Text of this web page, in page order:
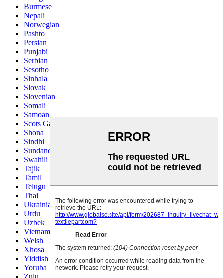
Burmese
Nepali
Norwegian
Pashto
Persian
Punjabi
Serbian
Sesotho
Sinhala
Slovak
Slovenian
Somali
Samoan
Scots Gaelic
Shona
Sindhi
Sundanese
Swahili
Tajik
Tamil
Telugu
Thai
Ukrainian
Urdu
Uzbek
Vietnamese
Welsh
Xhosa
Yiddish
Yoruba